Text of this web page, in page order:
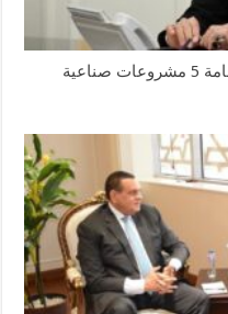
وزير الإسكان: تخصيص ٢١٠٤٥م٢ لإقامة 5 مشروعات صناعية